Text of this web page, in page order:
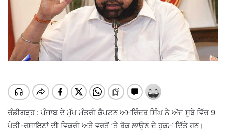
ਚੰਡੀਗੜ੍ਹ : ਪੰਜਾਬ ਦੇ ਮੁੱਖ ਮੰਤਰੀ ਕੈਪਟਨ ਅਮਰਿੰਦਰ ਸਿੰਘ ਨੇ ਅੱਜ ਸੂਬੇ ਵਿੱਚ 9
ਖੇਤੀ-ਰਸਾਇਣਾਂ ਦੀ ਵਿਕਰੀ ਅਤੇ ਵਰਤੋਂ ’ਤੇ ਰੋਕ ਲਾਉਣ ਦੇ ਹੁਕਮ ਦਿੱਤੇ ਹਨ।